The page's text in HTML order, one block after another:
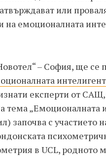
или
на емоционалната
– София, ще се
експерти от САЩ,
тема „Емоционалната
започва с участието
в UCL, родното